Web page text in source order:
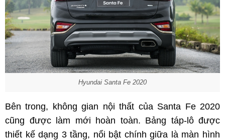
Hyundai Santa Fe 2020
Bên trong, không gian nội thất của Santa Fe 2020
cũng được làm mới hoàn toàn. Bảng táp-lô được
thiết kế dạng 3 tầng, nổi bật chính giữa là màn hình